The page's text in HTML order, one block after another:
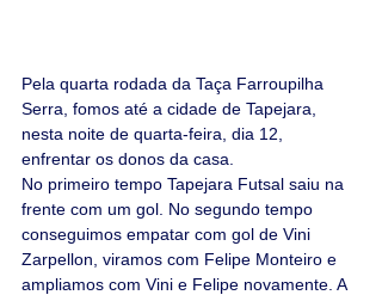
Pela quarta rodada da Taça Farroupilha
Serra, fomos até a cidade de Tapejara,
nesta noite de quarta-feira, dia 12,
enfrentar os donos da casa.
No primeiro tempo Tapejara Futsal saiu na
frente com um gol. No segundo tempo
conseguimos empatar com gol de Vini
Zarpellon, viramos com Felipe Monteiro e
ampliamos com Vini e Felipe novamente. A